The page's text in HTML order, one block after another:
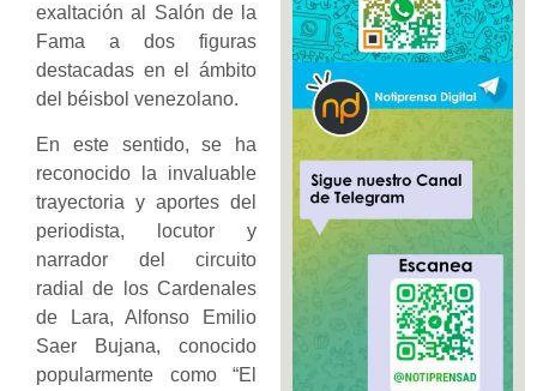
exaltación al Salón de la
Fama a dos figuras
destacadas en el ámbito
del béisbol venezolano.
En este sentido, se ha
reconocido la invaluable
trayectoria y aportes del
periodista, locutor y
narrador del circuito
radial de los Cardenales
de Lara, Alfonso Emilio
Saer Bujana, conocido
popularmente como “El